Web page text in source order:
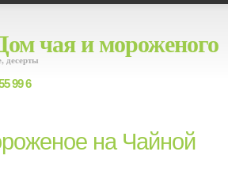
чая и мороженого
десерты
99 6
на Чайной